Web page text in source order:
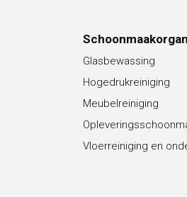
Glasbewassing
Hogedrukreiniging
Meubelreiniging
Vloerreiniging en